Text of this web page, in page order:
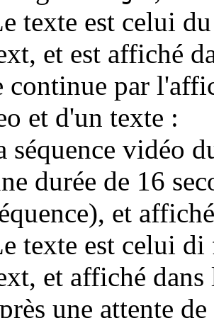
texte est celui
et est affiché
continue par
et d'un texte :
séquence vidéo
durée de 16
et
texte est celui
et affiché
une attente